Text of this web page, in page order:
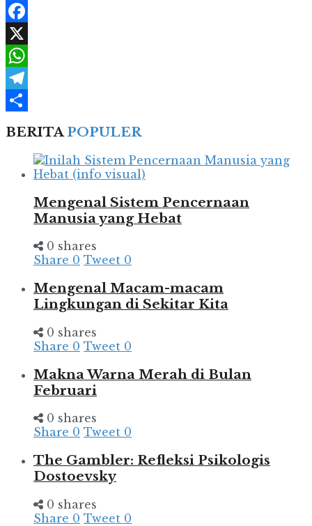
Facebook
X
WhatsApp
Telegram
BERITAPOPULER
Mengenal Sistem Pencernaan
Manusia yang Hebat
0 shares
Share 0 Tweet 0
Mengenal Macam-macam
Lingkungan di Sekitar Kita
0 shares
Share 0 Tweet 0
Makna Warna Merah di Bulan
Februari
0 shares
Share 0 Tweet 0
The Gambler: Refleksi Psikologis
Dostoevsky
0 shares
Share 0 Tweet 0